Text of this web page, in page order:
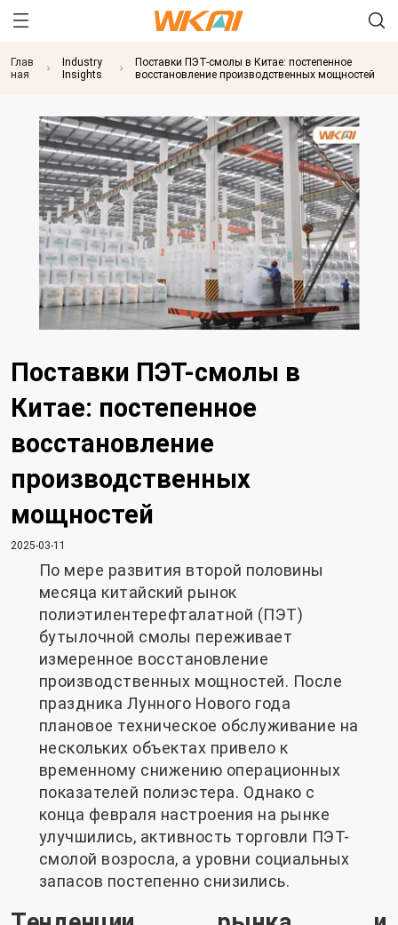
Глав
ная
Industry
Insights
Поставки ПЭТ-смолы в Китае: постепенное
восстановление производственных мощностей
Поставки ПЭТ-смолы в
Китае: постепенное
восстановление
производственных
мощностей
2025-03-11
По мере развития второй половины
месяца китайский рынок
полиэтилентерефталатной (ПЭТ)
бутылочной смолы переживает
измеренное восстановление
производственных мощностей. После
праздника Лунного Нового года
плановое техническое обслуживание на
нескольких объектах привело к
временному снижению операционных
показателей полиэстера. Однако с
конца февраля настроения на рынке
улучшились, активность торговли ПЭТ-
смолой возросла, а уровни социальных
запасов постепенно снизились.